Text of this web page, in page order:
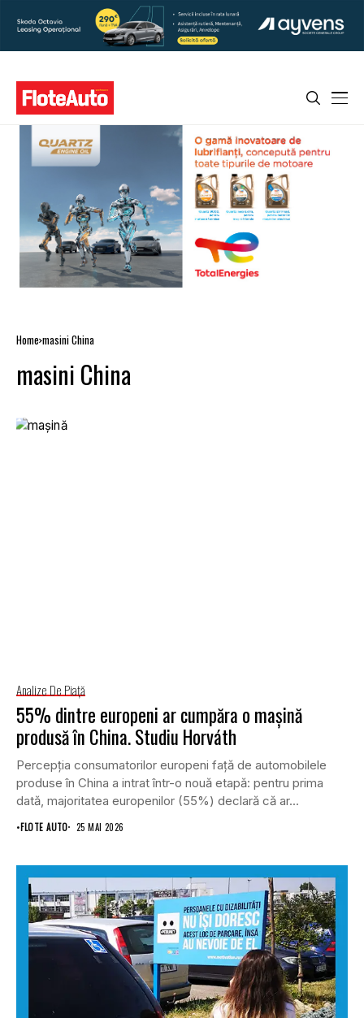
Home masini China
masini China
Analize De Piață
55% dintre europeni ar cumpăra o mașină
produsă în China. Studiu Horváth
Percepția consumatorilor europeni față de automobilele
produse în China a intrat într-o nouă etapă: pentru prima
dată, majoritatea europenilor (55%) declară că ar...
•FLOTE AUTO 25 MAI 2026